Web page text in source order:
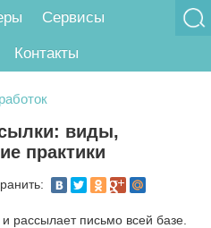
Сервисы
Контакты
виды,
практики
рассылает письмо всей базе.